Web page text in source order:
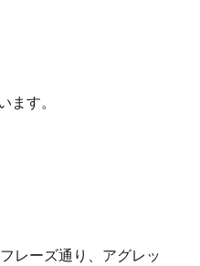
ます。
レーズ通り、アグレッ